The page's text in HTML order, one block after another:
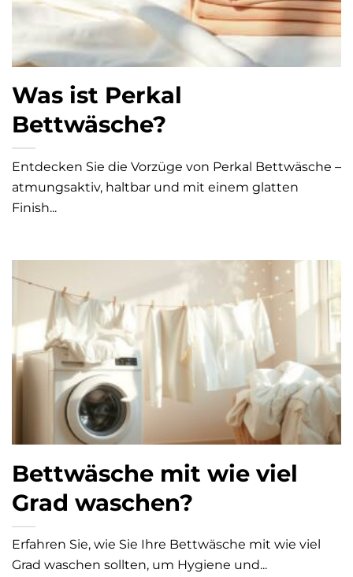
Was ist Perkal
Bettwäsche?
Entdecken Sie die Vorzüge von Perkal Bettwäsche –
atmungsaktiv, haltbar und mit einem glatten
Finish...
Bettwäsche mit wie viel
Grad waschen?
Erfahren Sie, wie Sie Ihre Bettwäsche mit wie viel
Grad waschen sollten, um Hygiene und...